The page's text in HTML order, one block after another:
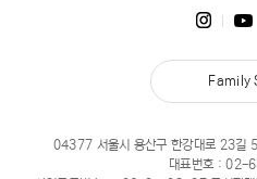
Family
04377 서울시 용산구 한강대로 23길
대표번호 :02-